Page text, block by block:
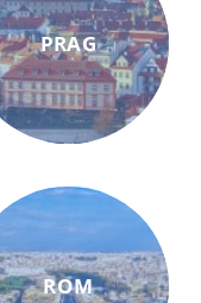
PRAG
ROM